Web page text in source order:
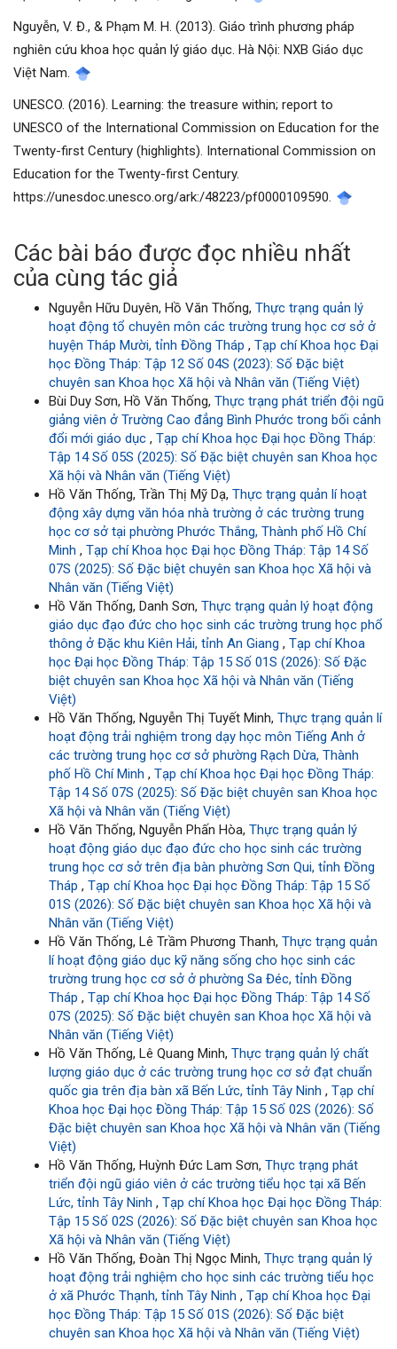
Nguyễn, V. Đ., & Phạm M. H. (2013). Giáo trình phương pháp
nghiên cứu khoa học quản lý giáo dục. Hà Nội: NXB Giáo dục
Việt Nam.
UNESCO. (2016). Learning: the treasure within; report to
UNESCO of the International Commission on Education for the
Twenty-first Century (highlights). International Commission on
Education for the Twenty-first Century.
https://unesdoc.unesco.org/ark:/48223/pf0000109590.
Các bài báo được đọc nhiều nhất
của cùng tác giả
Nguyễn Hữu Duyên, Hồ Văn Thống, Thực trạng quản lý
hoạt động tổ chuyên môn các trường trung học cơ sở ở
huyện Tháp Mười, tỉnh Đồng Tháp , Tạp chí Khoa học Đại
học Đồng Tháp: Tập 12 Số 04S (2023): Số Đặc biệt
chuyên san Khoa học Xã hội và Nhân văn (Tiếng Việt)
Bùi Duy Sơn, Hồ Văn Thống, Thực trạng phát triển đội ngũ
giảng viên ở Trường Cao đẳng Bình Phước trong bối cảnh
đổi mới giáo dục , Tạp chí Khoa học Đại học Đồng Tháp:
Tập 14 Số 05S (2025): Số Đặc biệt chuyên san Khoa học
Xã hội và Nhân văn (Tiếng Việt)
Hồ Văn Thống, Trần Thị Mỹ Dạ, Thực trạng quản lí hoạt
động xây dựng văn hóa nhà trường ở các trường trung
học cơ sở tại phường Phước Thắng, Thành phố Hồ Chí
Minh , Tạp chí Khoa học Đại học Đồng Tháp: Tập 14 Số
07S (2025): Số Đặc biệt chuyên san Khoa học Xã hội và
Nhân văn (Tiếng Việt)
Hồ Văn Thống, Danh Sơn, Thực trạng quản lý hoạt động
giáo dục đạo đức cho học sinh các trường trung học phổ
thông ở Đặc khu Kiên Hải, tỉnh An Giang , Tạp chí Khoa
học Đại học Đồng Tháp: Tập 15 Số 01S (2026): Số Đặc
biệt chuyên san Khoa học Xã hội và Nhân văn (Tiếng
Việt)
Hồ Văn Thống, Nguyễn Thị Tuyết Minh, Thực trạng quản lí
hoạt động trải nghiệm trong dạy học môn Tiếng Anh ở
các trường trung học cơ sở phường Rạch Dừa, Thành
phố Hồ Chí Minh , Tạp chí Khoa học Đại học Đồng Tháp:
Tập 14 Số 07S (2025): Số Đặc biệt chuyên san Khoa học
Xã hội và Nhân văn (Tiếng Việt)
Hồ Văn Thống, Nguyễn Phấn Hòa, Thực trạng quản lý
hoạt động giáo dục đạo đức cho học sinh các trường
trung học cơ sở trên địa bàn phường Sơn Qui, tỉnh Đồng
Tháp , Tạp chí Khoa học Đại học Đồng Tháp: Tập 15 Số
01S (2026): Số Đặc biệt chuyên san Khoa học Xã hội và
Nhân văn (Tiếng Việt)
Hồ Văn Thống, Lê Trầm Phương Thanh, Thực trạng quản
lí hoạt động giáo dục kỹ năng sống cho học sinh các
trường trung học cơ sở ở phường Sa Đéc, tỉnh Đồng
Tháp , Tạp chí Khoa học Đại học Đồng Tháp: Tập 14 Số
07S (2025): Số Đặc biệt chuyên san Khoa học Xã hội và
Nhân văn (Tiếng Việt)
Hồ Văn Thống, Lê Quang Minh, Thực trạng quản lý chất
lượng giáo dục ở các trường trung học cơ sở đạt chuẩn
quốc gia trên địa bàn xã Bến Lức, tỉnh Tây Ninh , Tạp chí
Khoa học Đại học Đồng Tháp: Tập 15 Số 02S (2026): Số
Đặc biệt chuyên san Khoa học Xã hội và Nhân văn (Tiếng
Việt)
Hồ Văn Thống, Huỳnh Đức Lam Sơn, Thực trạng phát
triển đội ngũ giáo viên ở các trường tiểu học tại xã Bến
Lức, tỉnh Tây Ninh , Tạp chí Khoa học Đại học Đồng Tháp:
Tập 15 Số 02S (2026): Số Đặc biệt chuyên san Khoa học
Xã hội và Nhân văn (Tiếng Việt)
Hồ Văn Thống, Đoàn Thị Ngọc Minh, Thực trạng quản lý
hoạt động trải nghiệm cho học sinh các trường tiểu học
ở xã Phước Thạnh, tỉnh Tây Ninh , Tạp chí Khoa học Đại
học Đồng Tháp: Tập 15 Số 01S (2026): Số Đặc biệt
chuyên san Khoa học Xã hội và Nhân văn (Tiếng Việt)